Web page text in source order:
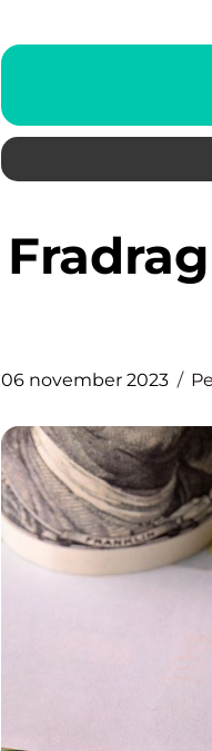
Fradrag i skat – alt du behøver
06 november 2023